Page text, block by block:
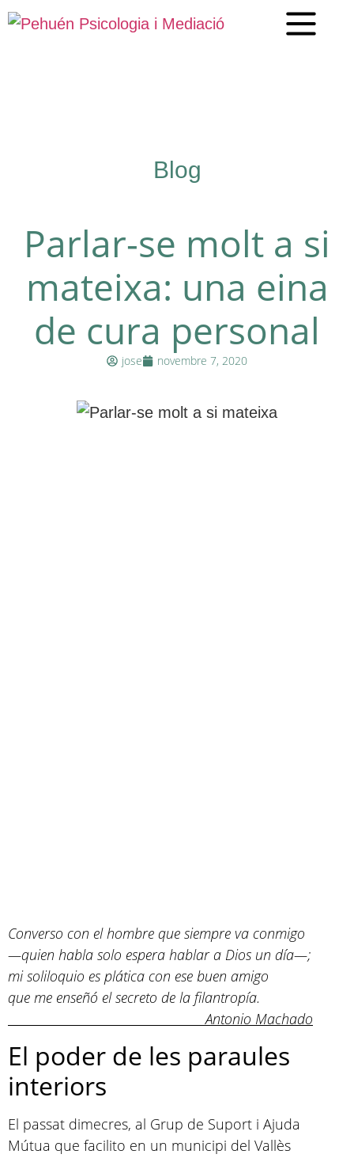
Blog
Parlar-se molt a si
mateixa: una eina
de cura personal
jose novembre 7, 2020
Converso con el hombre que siempre va conmigo
—quien habla solo espera hablar a Dios un día—;
mi soliloquio es plática con ese buen amigo
que me enseñó el secreto de la filantropía.
Antonio Machado
El poder de les paraules
interiors
El passat dimecres, al Grup de Suport i Ajuda
Mútua que facilito en un municipi del Vallès